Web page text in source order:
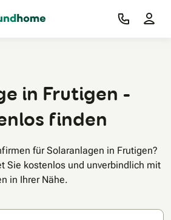
Hauptinhalt
in Frutigen -
finden
für Solaranlagen in Frutigen?
Sie kostenlos und unverbindlich mit
in Ihrer Nähe.